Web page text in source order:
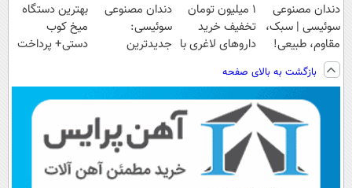
دندان مصنوعی
سوئیسی | سبک،
مقاوم، طبیعی!
ویزیت
رایگان+پرداخت
اقساطی😍
1 میلیون تومان
تخفیف خرید
داروهای لاغری با
داروخانه و پک
یخ!
دندان مصنوعی
سوئیسی:
جدیدترین
پرداخت قسطی
بهترین دستگاه
میخ کوب
دستی+ پرداخت
بازگشت به بالای صفحه